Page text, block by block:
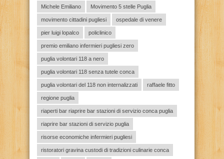
Michele Emiliano Movimento 5 stelle Puglia
movimento cittadini pugliesi ospedale di venere
pier luigi lopalco policlinico
premio emiliano infermieri pugliesi zero
puglia volontari 118 a nero
puglia volontari 118 senza tutele conca
puglia volontari del 118 non internalizzati raffaele fitto
regione puglia
riaperti bar riaprire bar stazioni di servizio conca puglia
riaprire bar stazioni di servizio puglia
risorse economiche infermieri pugliesi
ristoratori gravina custodi di tradizioni culinarie conca